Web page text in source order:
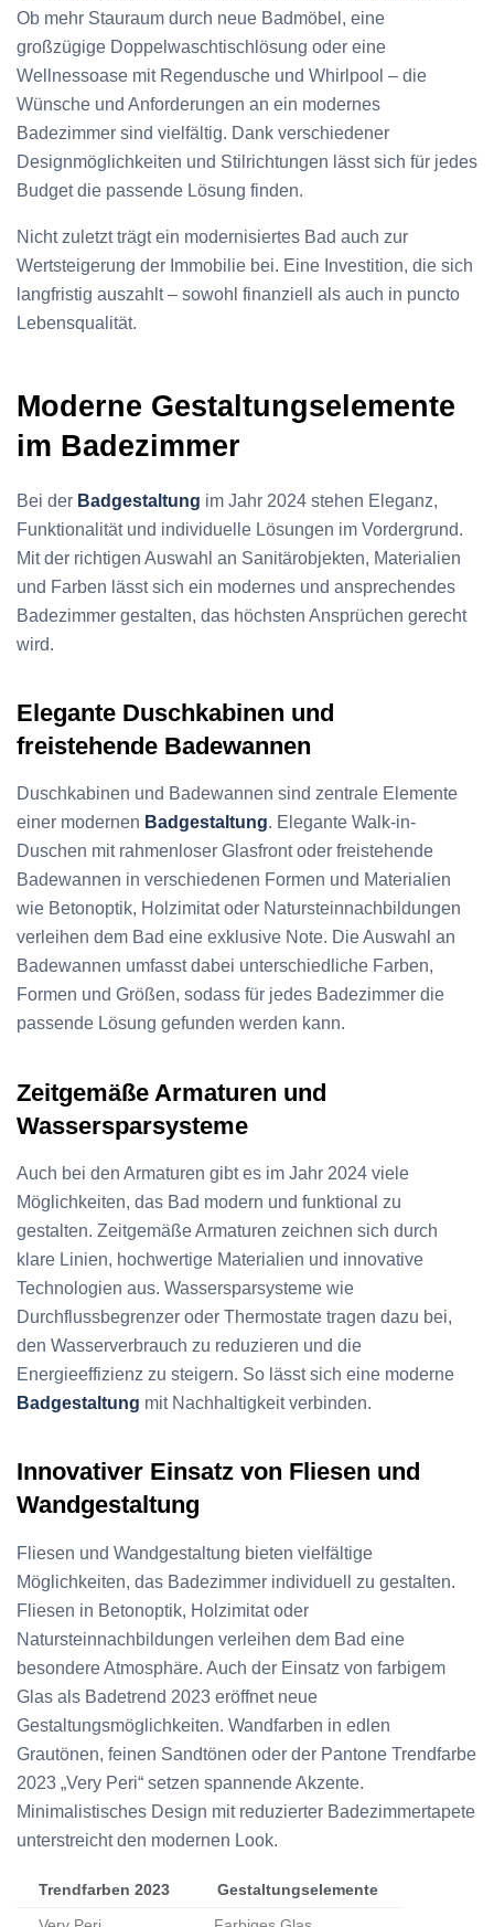
Ob mehr Stauraum durch neue Badmöbel, eine
großzügige Doppelwaschtischlösung oder eine
Wellnessoase mit Regendusche und Whirlpool – die
Wünsche und Anforderungen an ein modernes
Badezimmer sind vielfältig. Dank verschiedener
Designmöglichkeiten und Stilrichtungen lässt sich für jedes
Budget die passende Lösung finden.
Nicht zuletzt trägt ein modernisiertes Bad auch zur
Wertsteigerung der Immobilie bei. Eine Investition, die sich
langfristig auszahlt – sowohl finanziell als auch in puncto
Lebensqualität.
Moderne Gestaltungselemente
im Badezimmer
Bei der Badgestaltung im Jahr 2024 stehen Eleganz,
Funktionalität und individuelle Lösungen im Vordergrund.
Mit der richtigen Auswahl an Sanitärobjekten, Materialien
und Farben lässt sich ein modernes und ansprechendes
Badezimmer gestalten, das höchsten Ansprüchen gerecht
wird.
Elegante Duschkabinen und
freistehende Badewannen
Duschkabinen und Badewannen sind zentrale Elemente
einer modernen Badgestaltung. Elegante Walk-in-
Duschen mit rahmenloser Glasfront oder freistehende
Badewannen in verschiedenen Formen und Materialien
wie Betonoptik, Holzimitat oder Natursteinnachbildungen
verleihen dem Bad eine exklusive Note. Die Auswahl an
Badewannen umfasst dabei unterschiedliche Farben,
Formen und Größen, sodass für jedes Badezimmer die
passende Lösung gefunden werden kann.
Zeitgemäße Armaturen und
Wassersparsysteme
Auch bei den Armaturen gibt es im Jahr 2024 viele
Möglichkeiten, das Bad modern und funktional zu
gestalten. Zeitgemäße Armaturen zeichnen sich durch
klare Linien, hochwertige Materialien und innovative
Technologien aus. Wassersparsysteme wie
Durchflussbegrenzer oder Thermostate tragen dazu bei,
den Wasserverbrauch zu reduzieren und die
Energieeffizienz zu steigern. So lässt sich eine moderne
Badgestaltung mit Nachhaltigkeit verbinden.
Innovativer Einsatz von Fliesen und
Wandgestaltung
Fliesen und Wandgestaltung bieten vielfältige
Möglichkeiten, das Badezimmer individuell zu gestalten.
Fliesen in Betonoptik, Holzimitat oder
Natursteinnachbildungen verleihen dem Bad eine
besondere Atmosphäre. Auch der Einsatz von farbigem
Glas als Badetrend 2023 eröffnet neue
Gestaltungsmöglichkeiten. Wandfarben in edlen
Grautönen, feinen Sandtönen oder der Pantone Trendfarbe
2023 „Very Peri“ setzen spannende Akzente.
Minimalistisches Design mit reduzierter Badezimmertapete
unterstreicht den modernen Look.
Trendfarben 2023 Gestaltungselemente